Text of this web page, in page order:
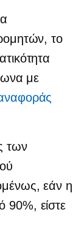
το
με
των
εάν η
90%, είστε